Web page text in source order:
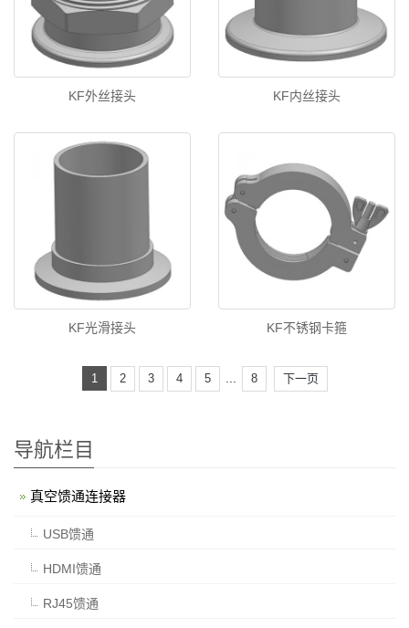
KF外丝接头 KF内丝接头
KF光滑接头 KF不锈钢卡箍
1 2 3 4 5 8 下一页
导航栏目
真空馈通连接器
USB馈通
HDMI馈通
RJ45馈通